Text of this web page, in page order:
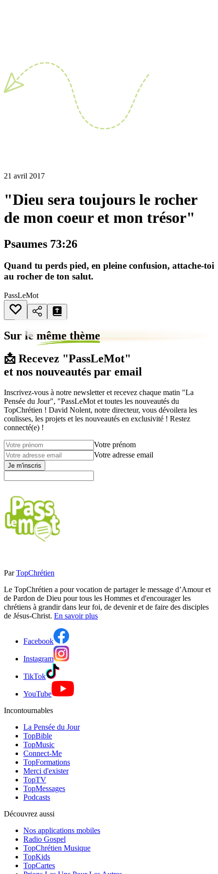
21 avril 2017
"Dieu sera toujours le rocher
de mon coeur et mon trésor"
Psaumes 73:26
Quand tu perds pied, en pleine confusion, attache-toi
au rocher de ton salut.
PassLeMot
Sur le même thème
📩 Recevez "PassLeMot"
et nos nouveautés par email
Inscrivez-vous à notre newsletter et recevez chaque matin "La
Pensée du Jour", "PassLeMot et toutes les nouveautés du
TopChrétien ! David Nolent, notre directeur, vous dévoilera les
coulisses, les projets et les nouveautés en exclusivité ! Restez
connecté(e) !
Votre prénom
Votre adresse email
Je m'inscris
Par TopChrétien
Le TopChrétien a pour vocation de partager le message d’Amour et
de Pardon de Dieu pour tous les Hommes et d'encourager les
chrétiens à grandir dans leur foi, de devenir et de faire des disciples
de Jésus-Christ. En savoir plus
Facebook
Instagram
TikTok
YouTube
Incontournables
La Pensée du Jour
TopBible
TopMusic
Connect-Me
TopFormations
Merci d'exister
TopTV
TopMessages
Podcasts
Découvrez aussi
Nos applications mobiles
Radio Gospel
TopChrétien Musique
TopKids
TopCartes